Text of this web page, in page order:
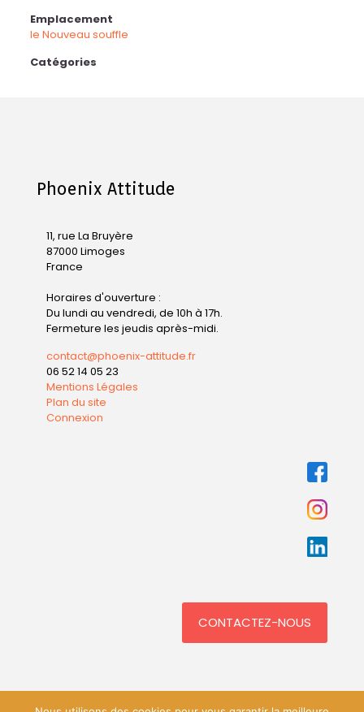
Emplacement
le Nouveau souffle
Catégories
Phoenix Attitude
11, rue La Bruyère
87000 Limoges
France
Horaires d'ouverture :
Du lundi au vendredi, de 10h à 17h.
Fermeture les jeudis après-midi.
contact@phoenix-attitude.fr
06 52 14 05 23
Mentions Légales
Plan du site
Connexion
CONTACTEZ-NOUS